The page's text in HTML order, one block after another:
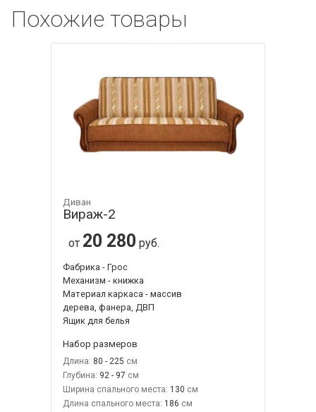
Похожие товары
Диван
Вираж-2
от 20 280 руб.
Фабрика - Грос
Механизм - книжка
Материал каркаса - массив
дерева, фанера, ДВП
Ящик для белья
Набор размеров
Длина: 80 - 225
Глубина: 92 - 97
Ширина спального места: 130
Длина спального места: 186